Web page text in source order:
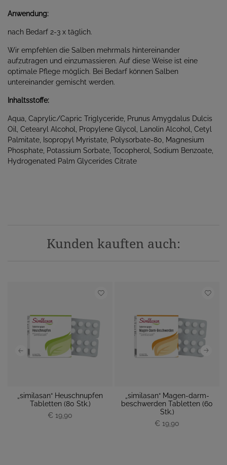
Anwendung:
nach Bedarf 2-3 x täglich.
Wir empfehlen die Salben mehrmals hintereinander
aufzutragen und einzumassieren. Auf diese Weise ist eine
optimale Pflege möglich. Bei Bedarf können Salben
untereinander gemischt werden.
Inhaltsstoffe:
Aqua, Caprylic/Capric Triglyceride, Prunus Amygdalus Dulcis
Oil, Cetearyl Alcohol, Propylene Glycol, Lanolin Alcohol, Cetyl
Palmitate, Isopropyl Myristate, Polysorbate-80, Magnesium
Phosphate, Potassium Sorbate, Tocopherol, Sodium Benzoate,
Hydrogenated Palm Glycerides Citrate
Kunden kauften auch:
„similasan“ Heuschnupfen
Tabletten (80 Stk.)
€ 19,90
„similasan“ Magen-darm-
beschwerden Tabletten (60
Stk.)
€ 19,90
P
P